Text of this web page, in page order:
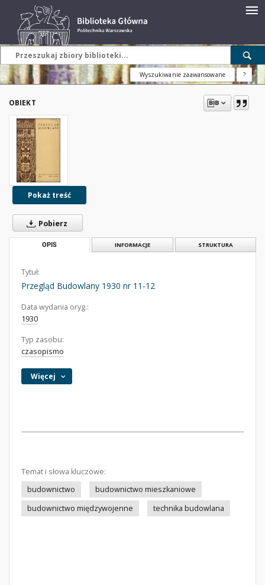
Wyszukiwanie zaawansowane ?
OBIEKT
Pokaż treść
Pobierz
OPIS INFORMACJE STRUKTURA
Tytuł:
Przegląd Budowlany 1930 nr 11-12
Data wydania oryg.:
1930
Typ zasobu:
czasopismo
Więcej
Temat i słowa kluczowe:
budownictwo
budownictwo mieszkaniowe
budownictwo międzywojenne
technika budowlana